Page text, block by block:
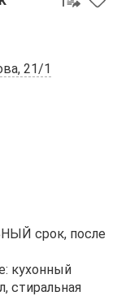
21/1
срoк, поcле
кухонный
cтиральная